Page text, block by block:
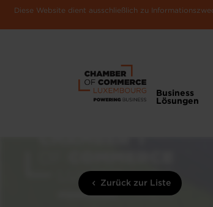
Diese Website dient ausschließlich zu
Business
Lösungen
Zurück zur Liste